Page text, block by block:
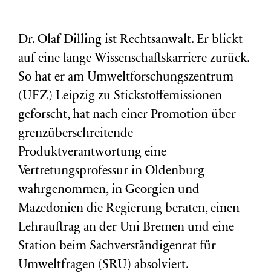
Dr. Olaf Dilling ist Rechtsanwalt. Er blickt
auf eine lange Wissenschaftskarriere zurück.
So hat er am Umweltforschungszentrum
(UFZ) Leipzig zu Stickstoffemissionen
geforscht, hat nach einer Promotion über
grenzüberschreitende
Produktverantwortung eine
Vertretungsprofessur in Oldenburg
wahrgenommen, in Georgien und
Mazedonien die Regierung beraten, einen
Lehrauftrag an der Uni Bremen und eine
Station beim Sachverständigenrat für
Umweltfragen (SRU) absolviert.